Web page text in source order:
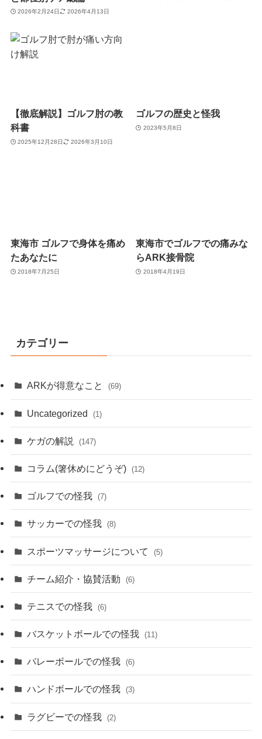
2026年2月24日 2026年4月13日
【徹底解説】ゴルフ肘の教
科書
2025年12月28日 2026年3月10日
ゴルフの歴史と怪我
2023年5月8日
東海市 ゴルフで身体を痛め
たあなたに
2018年7月25日
東海市でゴルフでの痛みな
らARK接骨院
2018年4月19日
カテゴリー
ARKが得意なこと (69)
Uncategorized (1)
ケガの解説 (147)
コラム(箸休めにどうぞ) (12)
ゴルフでの怪我 (7)
サッカーでの怪我 (8)
スポーツマッサージについて (5)
チーム紹介・協賛活動 (6)
テニスでの怪我 (6)
バスケットボールでの怪我 (11)
バレーボールでの怪我 (6)
ハンドボールでの怪我 (3)
ラグビーでの怪我 (2)